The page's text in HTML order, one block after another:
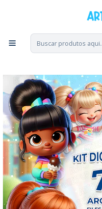
Escolha seu
Início
Kit Digital PNG